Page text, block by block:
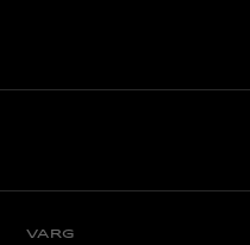
VARG